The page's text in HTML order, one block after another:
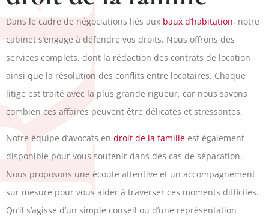
Dans le cadre de négociations liés aux baux d’habitation, notre
cabinet s’engage à défendre vos droits. Nous offrons des
services complets, dont la rédaction des contrats de location
ainsi que la résolution des conflits entre locataires. Chaque
litige est traité avec la plus grande rigueur, car nous savons
combien ces affaires peuvent être délicates et stressantes.
Notre équipe d’avocats en droit de la famille est également
disponible pour vous soutenir dans des cas de séparation.
Nous proposons une écoute attentive et un accompagnement
sur mesure pour vous aider à traverser ces moments difficiles.
Qu’il s’agisse d’un simple conseil ou d’une représentation